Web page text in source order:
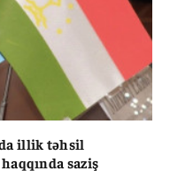
illik təhsil
saziş